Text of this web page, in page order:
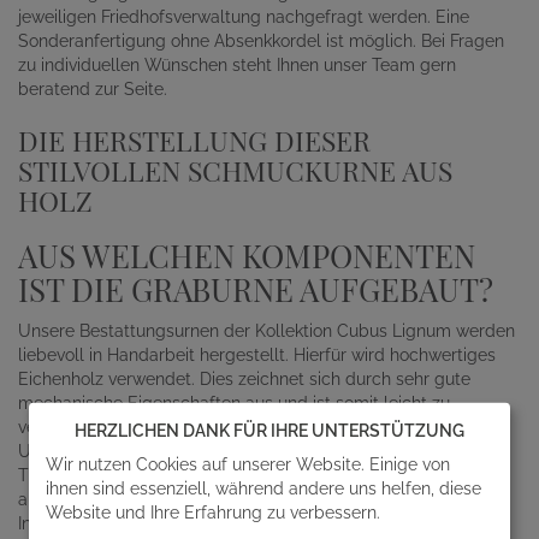
jeweiligen Friedhofsverwaltung nachgefragt werden. Eine
Sonderanfertigung ohne Absenkkordel ist möglich. Bei Fragen
zu individuellen Wünschen steht Ihnen unser Team gern
beratend zur Seite.
DIE HERSTELLUNG DIESER
STILVOLLEN SCHMUCKURNE AUS
HOLZ
AUS WELCHEN KOMPONENTEN
IST DIE GRABURNE AUFGEBAUT?
Unsere Bestattungsurnen der Kollektion Cubus Lignum werden
liebevoll in Handarbeit hergestellt. Hierfür wird hochwertiges
Eichenholz verwendet. Dies zeichnet sich durch sehr gute
mechanische Eigenschaften aus und ist somit leicht zu
verarbeiten, aber dennoch stabil und robust. Der Korpus der
Urne wird aus Furnier-Schichtholz aufgebaut und von unseren
Tischlern mit zellulosebasiertem Holzleim verbunden. Die
außergewöhnliche, farblich abgesetzte Applikation sowie die
Inschrift werden aus Pappelholz gefertigt. Nach der
HERZLICHEN DANK FÜR IHRE UNTERSTÜTZUNG
Wir nutzen Cookies auf unserer Website. Einige von
ihnen sind essenziell, während andere uns helfen, diese
Website und Ihre Erfahrung zu verbessern.